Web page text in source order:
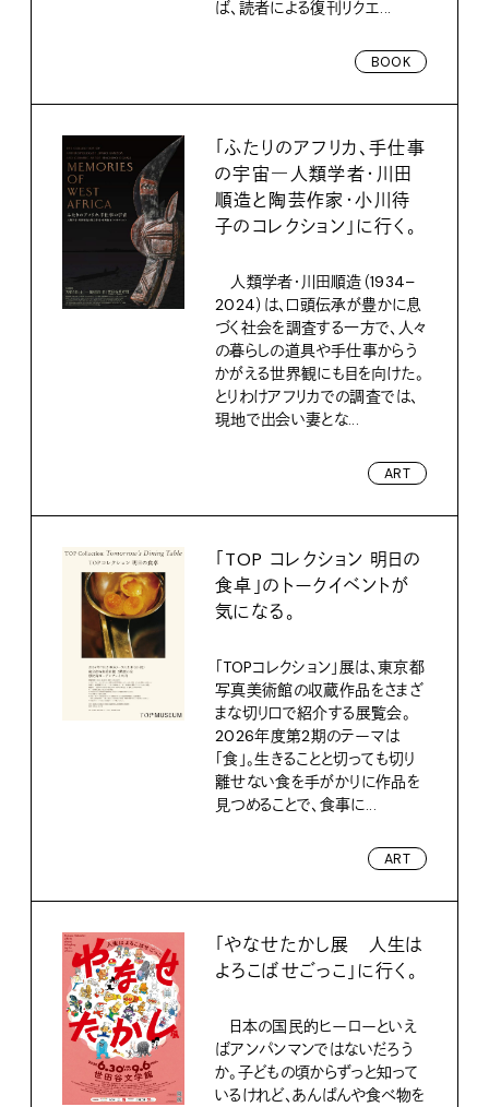
ば、読者による復刊リクエ...
BOOK
「ふたりのアフリカ、手仕事
の宇宙―人類学者・川田
順造と陶芸作家・小川待
子のコレクション」に行く。
人類学者・川田順造（1934–
2024）は、口頭伝承が豊かに息
づく社会を調査する一方で、人々
の暮らしの道具や手仕事からう
かがえる世界観にも目を向けた。
とりわけアフリカでの調査では、
現地で出会い妻とな...
ART
「TOP コレクション 明日の
食卓」のトークイベントが
気になる。
「TOPコレクション」展は、東京都
写真美術館の収蔵作品をさまざ
まな切り口で紹介する展覧会。
2026年度第2期のテーマは
「食」。生きることと切っても切り
離せない食を手がかりに作品を
見つめることで、食事に...
ART
「やなせたかし展 人生は
よろこばせごっこ」に行く。
日本の国民的ヒーローといえ
ばアンパンマンではないだろう
か。子どもの頃からずっと知って
いるけれど、あんぱんや食べ物を